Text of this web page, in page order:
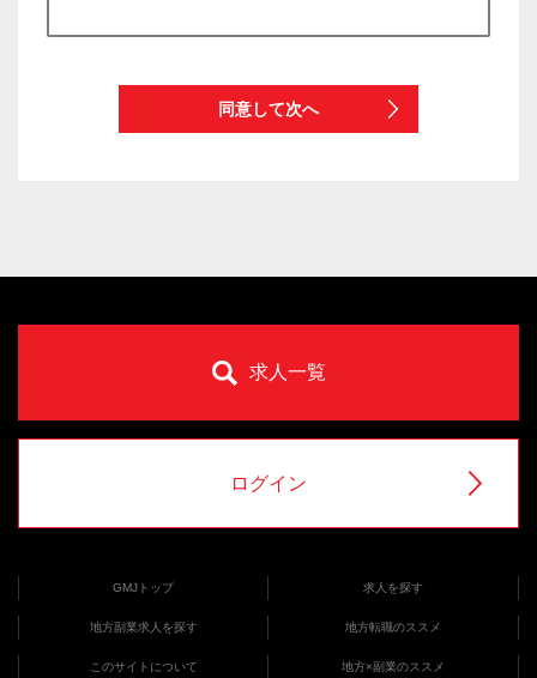
同意して次へ
求人一覧
ログイン
GMJトップ 求人を探す
地方副業求人を探す 地方転職のススメ
このサイトについて 地方×副業のススメ